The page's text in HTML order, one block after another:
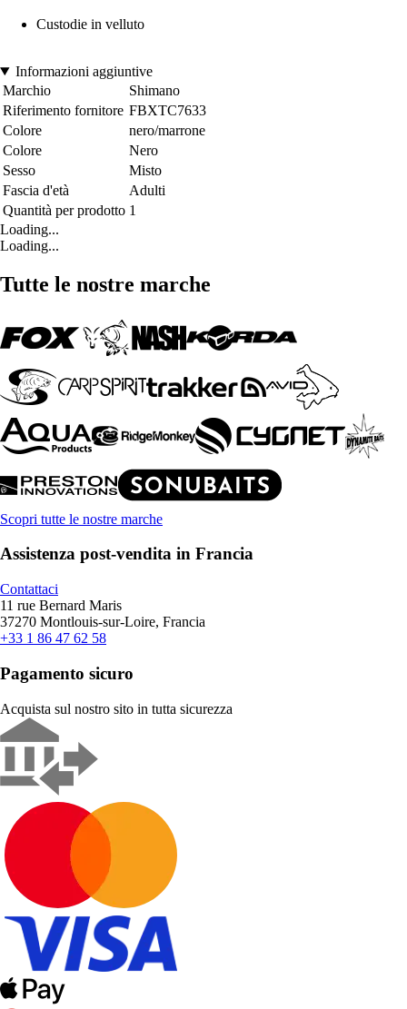
Custodie in velluto
Informazioni aggiuntive
Marchio
Shimano
Riferimento fornitore FBXTC7633
Colore
nero/marrone
Colore
Nero
Sesso
Misto
Fascia d'età
Adulti
Quantità per prodotto 1
Loading...
Loading...
Tutte le nostre marche
Scopri tutte le nostre marche
Assistenza post-vendita in Francia
Contattaci
11 rue Bernard Maris
37270 Montlouis-sur-Loire, Francia
+33 1 86 47 62 58
Pagamento sicuro
Acquista sul nostro sito in tutta sicurezza